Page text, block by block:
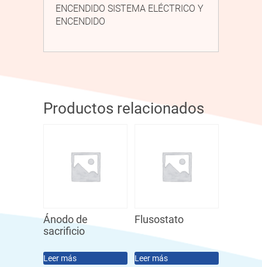
ENCENDIDO SISTEMA ELÉCTRICO Y
ENCENDIDO
Productos relacionados
Ánodo de
sacrificio
Leer más
Flusostato
Leer más